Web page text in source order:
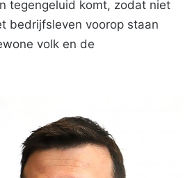
tegengeluid komt, zodat niet
bedrijfsleven voorop staan
volk en de